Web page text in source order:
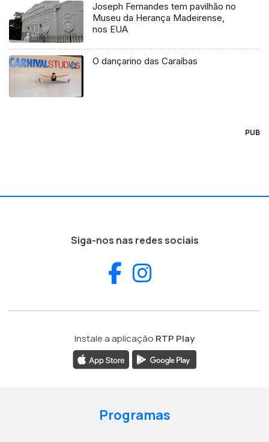
Joseph Fernandes tem pavilhão no
Museu da Herança Madeirense,
nos EUA
O dançarino das Caraíbas
PUB
Siga-nos nas redes sociais
Facebook
Instale a aplicação RTP Play
Programas